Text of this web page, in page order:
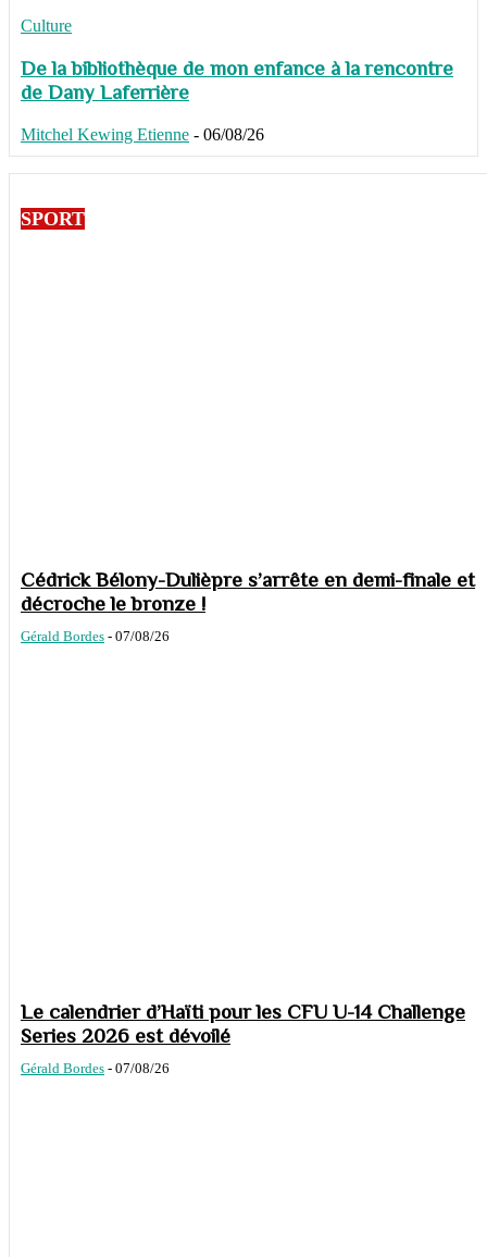
Culture
De la bibliothèque de mon enfance à la rencontre
de Dany Laferrière
Mitchel Kewing Etienne - 06/08/26
SPORT
Cédrick Bélony-Dulièpre s’arrête en demi-finale et
décroche le bronze !
Gérald Bordes - 07/08/26
Le calendrier d’Haïti pour les CFU U-14 Challenge
Series 2026 est dévoilé
Gérald Bordes - 07/08/26